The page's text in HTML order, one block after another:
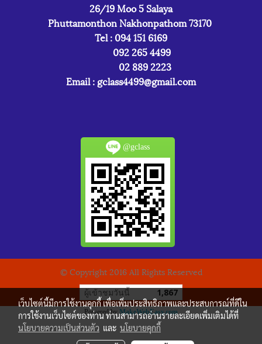
26/19 Moo 5 Salaya
Phuttamonthon Nakhonpathom 73170
Tel : 094 151 6169
092 265 4499
02 889 2223
Email : gclass4499@gmail.com
@gclass
© Copyright 2016 All Rights Reserved
ผู้เข้าชมวันนี้ 1,867
Powered byMakeWebEasy.com
เว็บไซต์นี้มีการใช้งานคุกกี้ เพื่อเพิ่มประสิทธิภาพและประสบการณ์ที่ดีใน
การใช้งานเว็บไซต์ของท่าน ท่านสามารถอ่านรายละเอียดเพิ่มเติมได้ที่
นโยบายความเป็นส่วนตัว และ นโยบายคุกกี้